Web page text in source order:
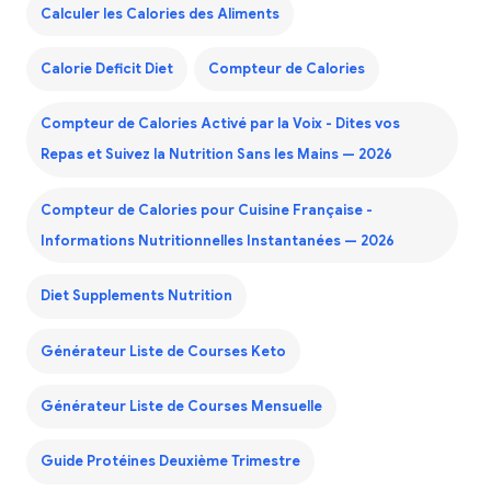
Calculer les Calories des Aliments
Calorie Deficit Diet Compteur de Calories
Compteur de Calories Activé par la Voix - Dites vos
Repas et Suivez la Nutrition Sans les Mains — 2026
Compteur de Calories pour Cuisine Française -
Informations Nutritionnelles Instantanées — 2026
Diet Supplements Nutrition
Générateur Liste de Courses Keto
Générateur Liste de Courses Mensuelle
Guide Protéines Deuxième Trimestre